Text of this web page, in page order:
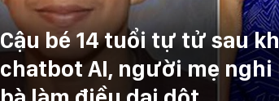
Cậu bé 14 tuổi tự tử sau
chatbot AI, người mẹ nghi